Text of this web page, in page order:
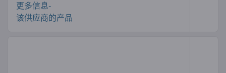
更多信息-
该供应商的产品